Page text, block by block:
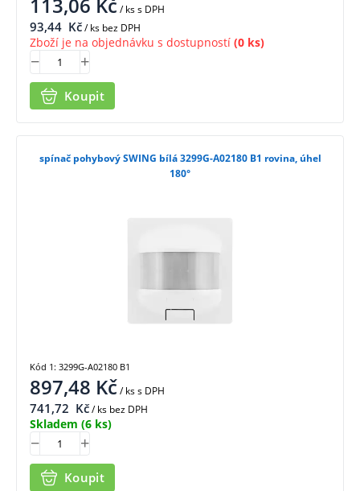
/ kss DPH
93,44 Kč/ ks bez DPH
Zboží je na objednávku s dostupností (0 ks)
Koupit
spínač pohybový SWING bílá 3299G-A02180 B1 rovina, úhel
180°
897,48 Kč/ kss DPH
741,72 Kč/ ks bez DPH
Skladem (6 ks)
Koupit
Kód 1: 3299G-A02180 B1